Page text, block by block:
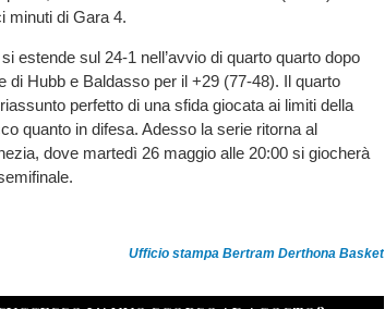
minuti di Gara 4.
estende sul 24-1 nell’avvio di quarto quarto dopo
di Hubb e Baldasso per il +29 (77-48). Il quarto
perfetto di una sfida giocata ai limiti della
quanto in difesa. Adesso la serie ritorna al
dove martedì 26 maggio alle 20:00 si giocherà
Ufficio stampa Bertram Derthona Basket